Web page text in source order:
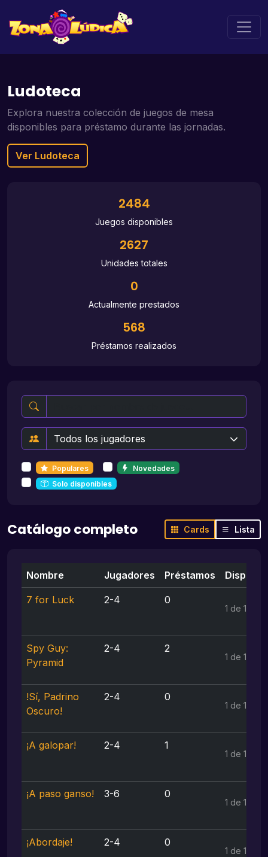
Ludoteca
Explora nuestra colección de juegos de mesa
disponibles para préstamo durante las jornadas.
Ver Ludoteca
2484
Juegos disponibles
2627
Unidades totales
0
Actualmente prestados
568
Préstamos realizados
Populares
Novedades
Solo disponibles
Catálogo completo Cards Lista
Nombre Jugadores Préstamos
7 for Luck 2-4 0
1 de 1
Spy Guy:
Pyramid
2-4 2
1 de 1
!Sí, Padrino
Oscuro!
2-4 0
1 de 1
¡A galopar! 2-4 1
1 de 1
¡A paso ganso! 3-6 0
1 de 1
¡Abordaje! 2-4 0
1 de 1